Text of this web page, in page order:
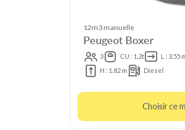
12m3 manuelle
Peugeot Boxer
3 CU : 1,2t L : 3.55
H : 1.82 m
Diesel
Choisir ce